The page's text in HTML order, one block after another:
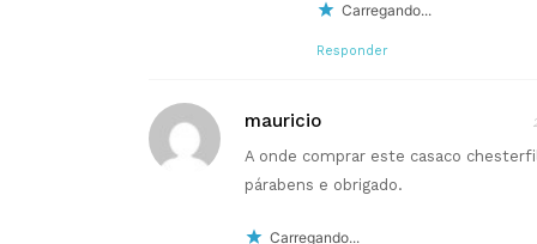
Carregando...
Responder
mauricio
A onde comprar este casaco
párabens e obrigado.
Carregando...